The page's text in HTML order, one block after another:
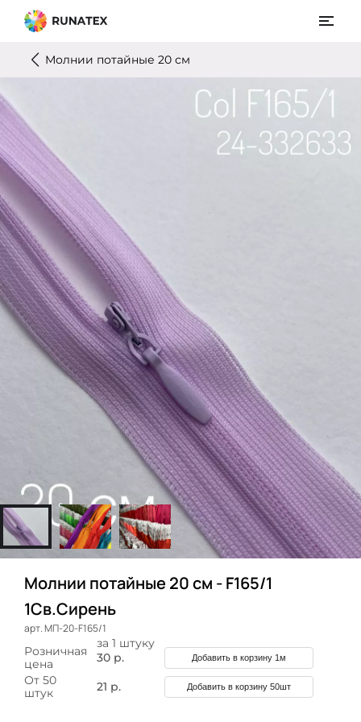
Молнии потайные 20 см
Молнии потайные 20 см - F165/1
1Св.Сирень
арт. МП-20-F165/1
за 1 штуку
Розничная
цена
30 р. Добавить в корзину 1м
От 50
штук
21 р. Добавить в корзину 50шт